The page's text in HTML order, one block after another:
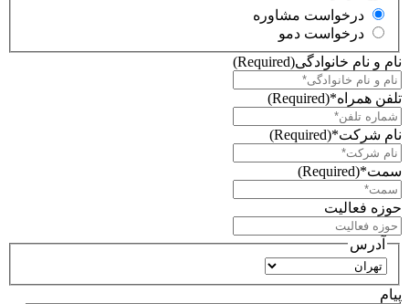
درخواست مشاوره
درخواست دمو
نام و نام خانوادگی(Required)
تلفن همراه*(Required)
نام شرکت*(Required)
سمت*(Required)
حوزه فعالیت
آدرس
استان
پیام